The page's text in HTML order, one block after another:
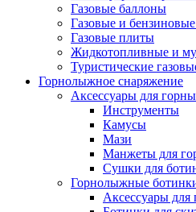
Газовые баллоны
Газовые и
Газовые плиты
Жидкотопливные и
Туристические
Горнолыжное снаряжение
Аксессуары для
Инструменты
Камусы
Мази
Манжеты для
Сушки для
Горнолыжные
Аксессуары